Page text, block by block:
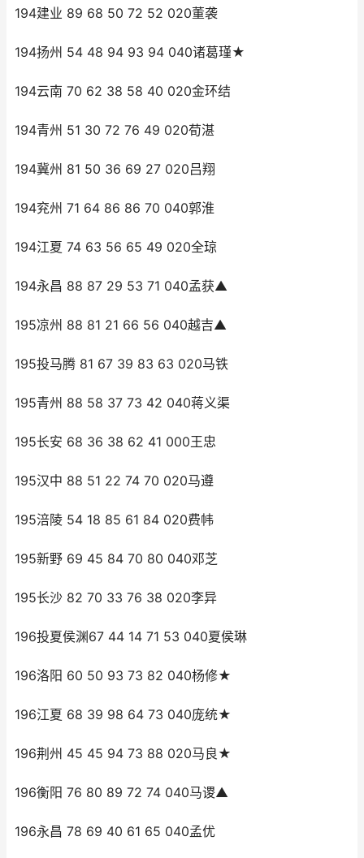
194建业 89 68 50 72 52 020董袭
194扬州 54 48 94 93 94 040诸葛瑾★
194云南 70 62 38 58 40 020金环结
194青州 51 30 72 76 49 020荀湛
194冀州 81 50 36 69 27 020吕翔
194兖州 71 64 86 86 70 040郭淮
194江夏 74 63 56 65 49 020全琼
194永昌 88 87 29 53 71 040孟获▲
195凉州 88 81 21 66 56 040越吉▲
195投马腾 81 67 39 83 63 020马铁
195青州 88 58 37 73 42 040蒋义渠
195长安 68 36 38 62 41 000王忠
195汉中 88 51 22 74 70 020马遵
195涪陵 54 18 85 61 84 020费帏
195新野 69 45 84 70 80 040邓芝
195长沙 82 70 33 76 38 020李异
196投夏侯渊67 44 14 71 53 040夏侯琳
196洛阳 60 50 93 73 82 040杨修★
196江夏 68 39 98 64 73 040庞统★
196荆州 45 45 94 73 88 020马良★
196衡阳 76 80 89 72 74 040马谡▲
196永昌 78 69 40 61 65 040孟优